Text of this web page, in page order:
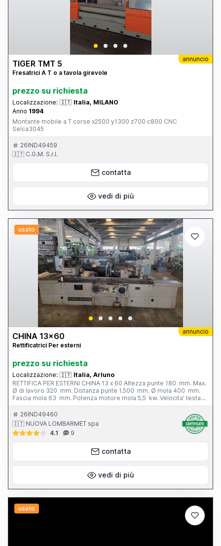
annuncio
TIGER TMT 5
Fresatrici A T o a tavola girevole
prezzo su richiesta
Localizzazione: 🇮🇹 Italia, MILANO
Anno 1994
Montante mobile a T corse x2500 y1300 z700 c800 CNC
Selca3045
26IND49459
🇮🇹 C.G.M. S.r.l.
contatta
vedi di più
usato
annuncio
CHINA 13x60
Rettificatrici Per esterni
prezzo su richiesta
Localizzazione: 🇮🇹 Italia, Arluno
RETTIFICA PER ESTERNI CHINA 13 x 60 Altezza punte 180 mm. Max.
Ø di lavoro 320 mm. Distanza punte 1.500 mm. Ø mola 400 mm.
Fascia mola 63 mm. Potenza motore mola 5,5 kw. Velocita’ testa
portapezzo - N. 6; 28 - 280 g/min. Inclinazione tavola - 3° / + 6°
Peso totale 3.800 kg. Completa di: - n. 1 autocentrante Ø 165 mm.
- n. 1 lunetta chiusa - vasca con filtro - cunei di livellamento
26IND49460
🇮🇹 NUOVA LOMBARMET spa
4.1
9
contatta
vedi di più
usato